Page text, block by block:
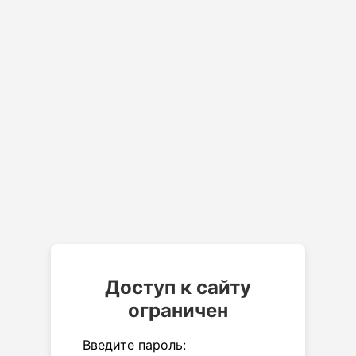
Доступ к сайту
ограничен
Введите пароль: